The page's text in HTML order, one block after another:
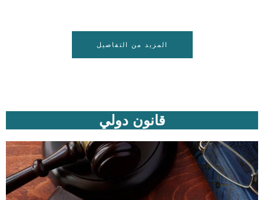
المزيد من التفاصيل
قانون دولي